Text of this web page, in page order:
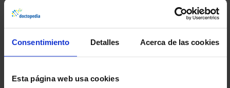
Consentimiento Detalles Acerca de las cookies
Esta página web usa cookies
consumo de tabaco, y los niveles elevados de estrés
agudo y crónico pueden contribuir a tasas más altas
de prevalencia de hipertensión y diabetes
” en estos
médico puede ser una gran oportunidad de cambio.